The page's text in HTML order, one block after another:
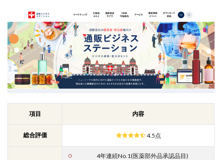
項目 内容
総合評価 4.5点
4年連続No.1(医薬部外品承認品目)